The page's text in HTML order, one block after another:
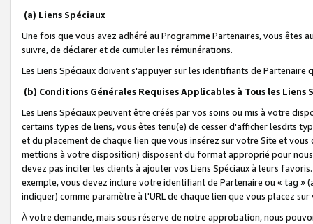
(a) Liens Spéciaux
Une fois que vous avez adhéré au Programme Partenaires, vous êtes
suivre, de déclarer et de cumuler les rémunérations.
Les Liens Spéciaux doivent s'appuyer sur les identifiants de Partenaire
(b) Conditions Générales Requises Applicables à Tous les Liens
Les Liens Spéciaux peuvent être créés par vos soins ou mis à votre
certains types de liens, vous êtes tenu(e) de cesser d'afficher lesdits
et du placement de chaque lien que vous insérez sur votre Site et
mettions à votre disposition) disposent du format approprié pour
devez pas inciter les clients à ajouter vos Liens Spéciaux à leurs
exemple, vous devez inclure votre identifiant de Partenaire ou « tag
indiquer) comme paramètre à l'URL de chaque lien que vous placez
À votre demande, mais sous réserve de notre approbation, nous